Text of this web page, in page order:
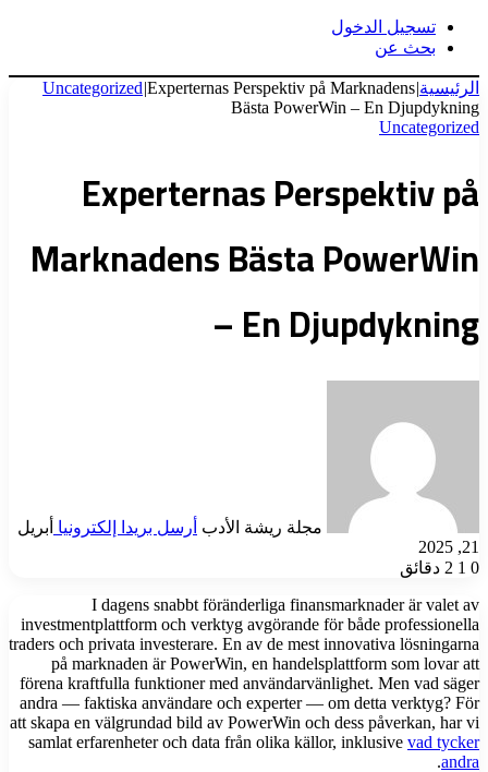
تسجيل الدخول
بحث عن
الرئيسية|
Uncategorized|Experternas Perspektiv på Marknadens
Bästa PowerWin – En Djupdykning
Uncategorized
Experternas Perspektiv på
Marknadens Bästa PowerWin
– En Djupdykning
مجلة ريشة الأدب أرسل بريدا إلكترونيا أبريل
21, 2025
0
2 دقائق
I dagens snabbt föränderliga finansmarknader är valet av
investmentplattform och verktyg avgörande för både professionella
traders och privata investerare. En av de mest innovativa lösningarna
på marknaden är PowerWin, en handelsplattform som lovar att
förena kraftfulla funktioner med användarvänlighet. Men vad säger
andra — faktiska användare och experter — om detta verktyg? För
att skapa en välgrundad bild av PowerWin och dess påverkan, har vi
samlat erfarenheter och data från olika källor, inklusive vad tycker
andra
.